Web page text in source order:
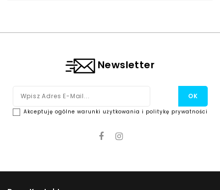
Newsletter
Akceptuję ogólne warunki użytkowania i politykę prywatności